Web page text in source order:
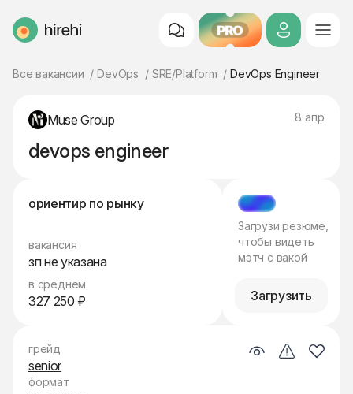
HireHi PRO
Все вакансии DevOps SRE/Platform DevOps Engineer
Muse Group 8 апр
devops engineer
ориентир по рынку
вакансия
зп не указана
в среднем
327 250 ₽
МЭТЧ
Загрузи резюме,
чтобы видеть
мэтч с вакой
Загрузить
грейд
senior
формат